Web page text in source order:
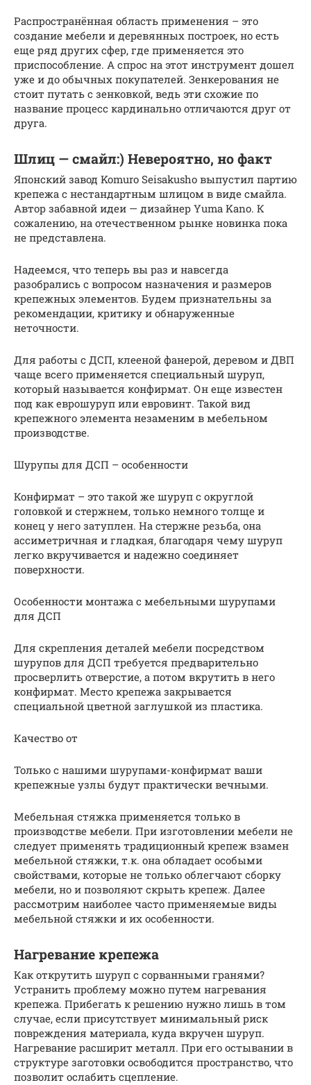
Распространённая область применения – это
создание мебели и деревянных построек, но есть
еще ряд других сфер, где применяется это
приспособление. А спрос на этот инструмент дошел
уже и до обычных покупателей. Зенкерования не
стоит путать с зенковкой, ведь эти схожие по
название процесс кардинально отличаются друг от
друга.
Шлиц — смайл:) Невероятно, но факт
Японский завод Komuro Seisakusho выпустил партию
крепежа с нестандартным шлицом в виде смайла.
Автор забавной идеи — дизайнер Yuma Kano. К
сожалению, на отечественном рынке новинка пока
не представлена.
Надеемся, что теперь вы раз и навсегда
разобрались с вопросом назначения и размеров
крепежных элементов. Будем признательны за
рекомендации, критику и обнаруженные
неточности.
Для работы с ДСП, клееной фанерой, деревом и ДВП
чаще всего применяется специальный шуруп,
который называется конфирмат. Он еще известен
под как еврошуруп или евровинт. Такой вид
крепежного элемента незаменим в мебельном
производстве.
Шурупы для ДСП – особенности
Конфирмат – это такой же шуруп с округлой
головкой и стержнем, только немного толще и
конец у него затуплен. На стержне резьба, она
ассиметричная и гладкая, благодаря чему шуруп
легко вкручивается и надежно соединяет
поверхности.
Особенности монтажа с мебельными шурупами
для ДСП
Для скрепления деталей мебели посредством
шурупов для ДСП требуется предварительно
просверлить отверстие, а потом вкрутить в него
конфирмат. Место крепежа закрывается
специальной цветной заглушкой из пластика.
Качество от
Только с нашими шурупами-конфирмат ваши
крепежные узлы будут практически вечными.
Мебельная стяжка применяется только в
производстве мебели. При изготовлении мебели не
следует применять традиционный крепеж взамен
мебельной стяжки, т.к. она обладает особыми
свойствами, которые не только облегчают сборку
мебели, но и позволяют скрыть крепеж. Далее
рассмотрим наиболее часто применяемые виды
мебельной стяжки и их особенности.
Нагревание крепежа
Как открутить шуруп с сорванными гранями?
Устранить проблему можно путем нагревания
крепежа. Прибегать к решению нужно лишь в том
случае, если присутствует минимальный риск
повреждения материала, куда вкручен шуруп.
Нагревание расширит металл. При его остывании в
структуре заготовки освободится пространство, что
позволит ослабить сцепление.